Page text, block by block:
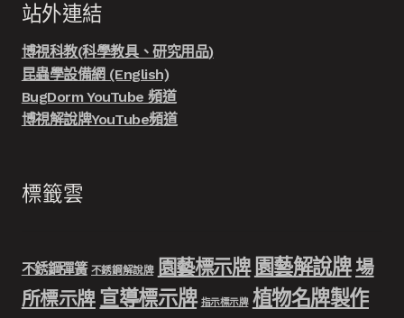
站外連結
博視科教(科學教具、研究用品)
昆蟲學設備網 (English)
BugDorm YouTube 頻道
博視解說牌YouTube頻道
標籤雲
不銹鋼彈簧 不銹鋼解說牌 園藝標示牌 園藝解說牌場
所標示牌 宣導標示牌 指示標示牌 植物名牌製作